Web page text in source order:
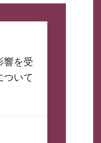
響を受
ついて